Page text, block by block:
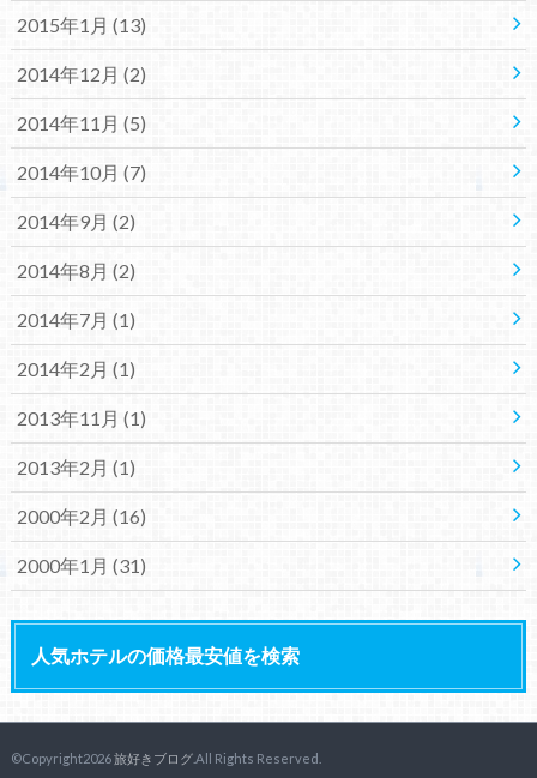
2015年1月 (13)
2014年12月 (2)
2014年11月 (5)
2014年10月 (7)
2014年9月 (2)
2014年8月 (2)
2014年7月 (1)
2014年2月 (1)
2013年11月 (1)
2013年2月 (1)
2000年2月 (16)
2000年1月 (31)
人気ホテルの価格最安値を検索
©Copyright2026旅好きブログ.All Rights Reserved.